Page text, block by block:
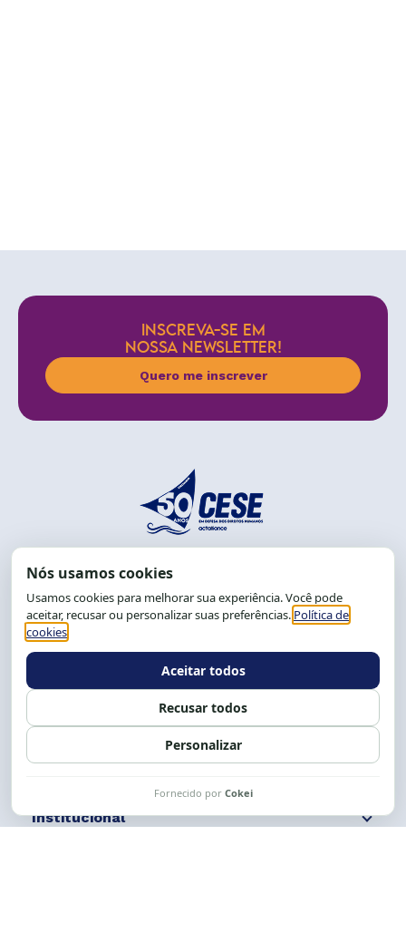
INSCREVA-SE EM
NOSSA NEWSLETTER!
Quero me inscrever
End.: R. da Graça, 150. Graça
CEP: 40.150-055
Salvador-BA, Brasil.
Tel.: (71) 2104-5457, Cel.: (71) 9 9239-2104 ou 2105
Expediente: 8h às 12h e 13 às 17h.
Siga nossas redes Fale conosco
Institucional